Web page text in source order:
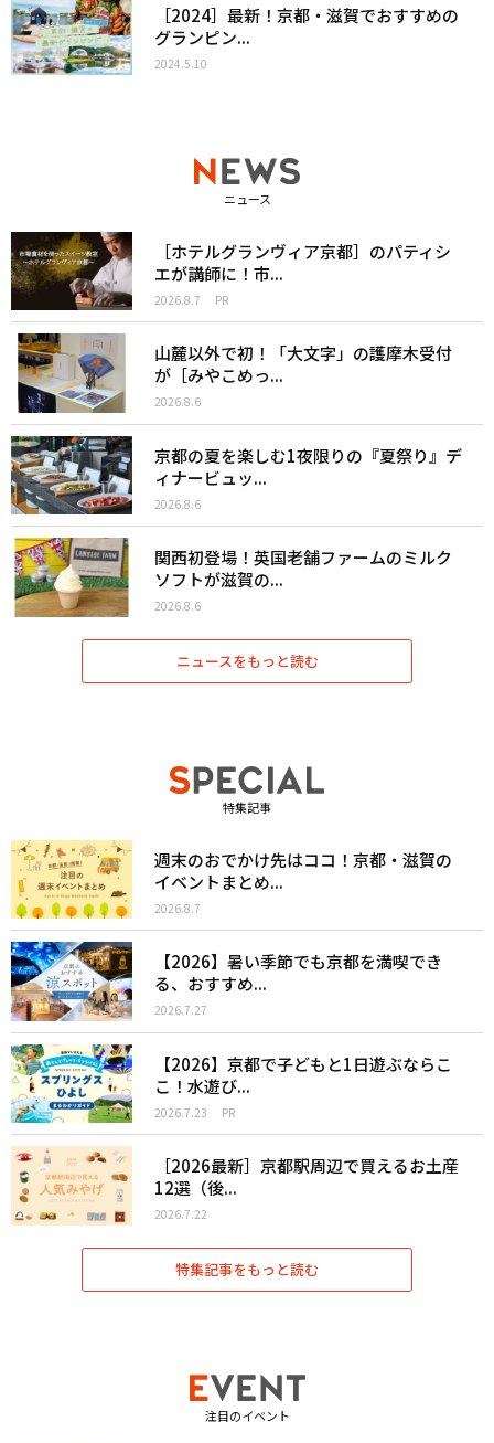
［2024］最新！京都・滋賀でおすすめの
グランピン...
2024.5.10
ニュース
［ホテルグランヴィア京都］のパティシ
エが講師に！市...
2026.8.7 PR
山麓以外で初！「大文字」の護摩木受付
が［みやこめっ...
2026.8.6
京都の夏を楽しむ1夜限りの『夏祭り』デ
ィナービュッ...
2026.8.6
関西初登場！英国老舗ファームのミルク
ソフトが滋賀の...
2026.8.6
ニュースをもっと読む
特集記事
週末のおでかけ先はココ！京都・滋賀の
イベントまとめ...
2026.8.7
【2026】暑い季節でも京都を満喫でき
る、おすすめ...
2026.7.27
【2026】京都で子どもと1日遊ぶならこ
こ！水遊び...
2026.7.23 PR
［2026最新］京都駅周辺で買えるお土産
12選（後...
2026.7.22
特集記事をもっと読む
注目のイベント